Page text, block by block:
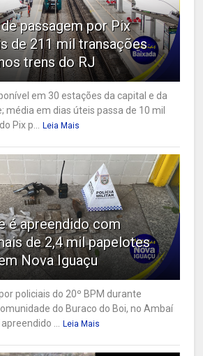
passagem por Pix
de 211 mil transações
trens do RJ
em 30 estações da capital e da
média em dias úteis passa de 10 mil
Pix p... Leia Mais
é apreendido com
de 2,4 mil papelotes
Nova Iguaçu
policiais do 20º BPM durante
do Buraco do Boi, no Ambaí
... Leia Mais